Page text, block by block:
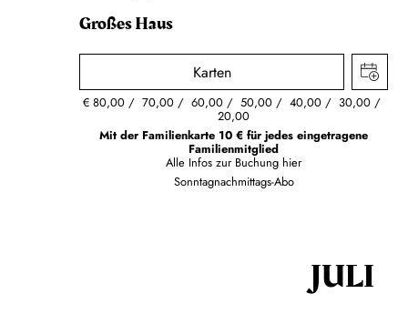
Großes Haus
Karten
€80,00 70,00 60,00 50,00 40,00 30,00
20,00
Mit der Familienkarte 10 € für jedes eingetragene
Familienmitglied
Alle Infos zur Buchung hier
Sonntagnachmittags-Abo
JULI